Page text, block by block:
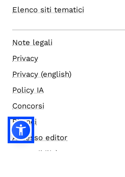
Elenco siti tematici
Note legali
Privacy
Privacy (english)
Policy IA
Concorsi
Bilanci
Accesso editor
Accessibilità